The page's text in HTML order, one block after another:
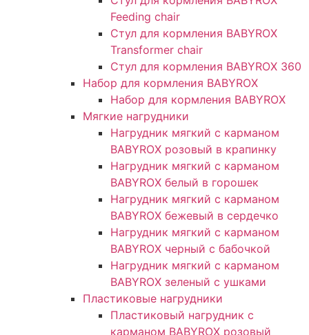
Feeding chair
Стул для кормления BABYROX
Transformer chair
Стул для кормления BABYROX 360
Набор для кормления BABYROX
Набор для кормления BABYROX
Мягкие нагрудники
Нагрудник мягкий с карманом
BABYROX розовый в крапинку
Нагрудник мягкий с карманом
BABYROX белый в горошек
Нагрудник мягкий с карманом
BABYROX бежевый в сердечко
Нагрудник мягкий с карманом
BABYROX черный с бабочкой
Нагрудник мягкий с карманом
BABYROX зеленый с ушками​
Пластиковые нагрудники
Пластиковый нагрудник с
карманом BABYROX розовый